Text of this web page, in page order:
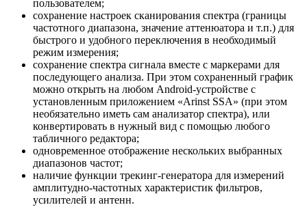
пользователем;
сохранение настроек сканирования спектра (границы
частотного диапазона, значение аттенюатора и т.п.) для
быстрого и удобного переключения в необходимый
режим измерения;
сохранение спектра сигнала вместе с маркерами для
последующего анализа. При этом сохраненный график
можно открыть на любом Android-устройстве с
установленным приложением «Arinst SSA» (при этом
необязательно иметь сам анализатор спектра), или
конвертировать в нужный вид с помощью любого
табличного редактора;
одновременное отображение нескольких выбранных
диапазонов частот;
наличие функции трекинг-генератора для измерений
амплитудно-частотных характеристик фильтров,
усилителей и антенн.